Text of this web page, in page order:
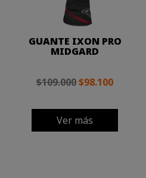
GUANTE IXON PRO
MIDGARD
$109.000$98.100
Ver más